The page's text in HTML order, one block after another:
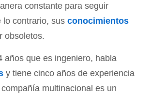
constante para seguir
lo contrario, sus conocimientos
obsoletos.
años que es ingeniero, habla
y tiene cinco años de experiencia
multinacional es un